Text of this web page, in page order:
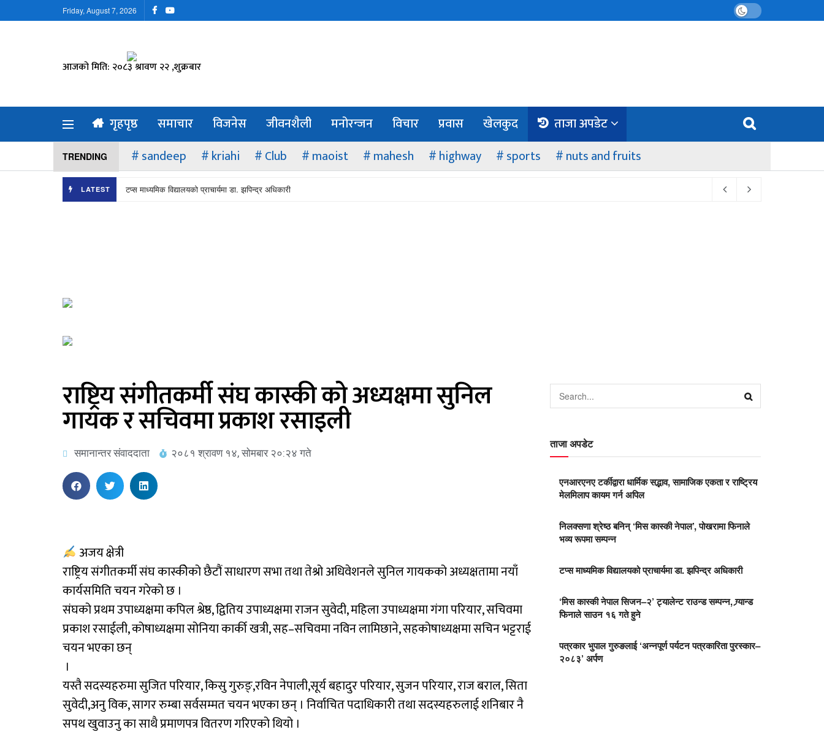
Friday, August 7, 2026
आजको मिति: २०८३ श्रावण २२ ,शुक्रबार
गृहपृष्ठ समाचार विजनेस जीवनशैली मनोरन्जन विचार प्रवास खेलकुद ताजा अपडेट
TRENDING sandeep kriahi Club maoist mahesh highway sports nuts and fruits
LATEST टप्स माध्यमिक विद्यालयको प्राचार्यमा डा. झपिन्द्र अधिकारी
राष्ट्रिय संगीतकर्मी संघ कास्की को अध्यक्षमा सुनिल
गायक र सचिवमा प्रकाश रसाइली
समानान्तर संवाददाता २०८१ श्रावण १४, सोमबार २०:२४ गते
अजय क्षेत्री
राष्ट्रिय संगीतकर्मी संघ कास्कीेको छैटौं साधारण सभा तथा तेश्रो अधिवेशनले सुनिल गायकको अध्यक्षतामा नयाँ
कार्यसमिति चयन गरेको छ ।
संघको प्रथम उपाध्यक्षमा कपिल श्रेष्ठ, द्वितिय उपाध्यक्षमा राजन सुवेदी, महिला उपाध्यक्षमा गंगा परियार, सचिवमा
प्रकाश रसाईली, कोषाध्यक्षमा सोनिया कार्की खत्री, सह–सचिवमा नविन लामिछाने, सहकोषाध्यक्षमा सचिन भट्टराई
चयन भएका छन्
।
यस्तै सदस्यहरुमा सुजित परियार, किसु गुरुङ्,रविन नेपाली,सूर्य बहादुर परियार, सुजन परियार, राज बराल, सिता
सुवेदी,अनु विक, सागर रुम्बा सर्वसम्मत चयन भएका छन् । निर्वाचित पदाधिकारी तथा सदस्यहरुलाई शनिबार नै
सपथ खुवाउनु का साथै प्रमाणपत्र वितरण गरिएको थियो ।
ताजा अपडेट
एनआरएनए टर्कीद्वारा धार्मिक सद्भाव, सामाजिक एकता र राष्ट्रिय
मेलमिलाप कायम गर्न अपिल
निलक्सणा श्रेष्ठ बनिन् ‘मिस कास्की नेपाल’, पोखरामा फिनाले
भव्य रूपमा सम्पन्न
टप्स माध्यमिक विद्यालयको प्राचार्यमा डा. झपिन्द्र अधिकारी
‘मिस कास्की नेपाल सिजन–२’ ट्यालेन्ट राउन्ड सम्पन्न, ग्र्यान्ड
फिनाले साउन १६ गते हुने
पत्रकार भुपाल गुरुङलाई ‘अन्नपूर्ण पर्यटन पत्रकारिता पुरस्कार–
२०८३’ अर्पण